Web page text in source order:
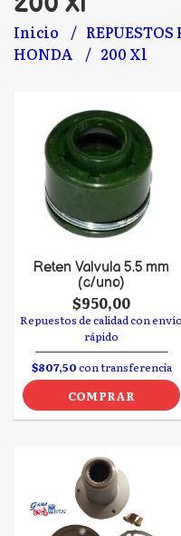
Inicio
HONDA
200 Xl
Reten Valvula 5.5 mm
(c/uno)
$950,00
Repuestos de calidad con envío
rápido
$807,50con transferencia
COMPRAR